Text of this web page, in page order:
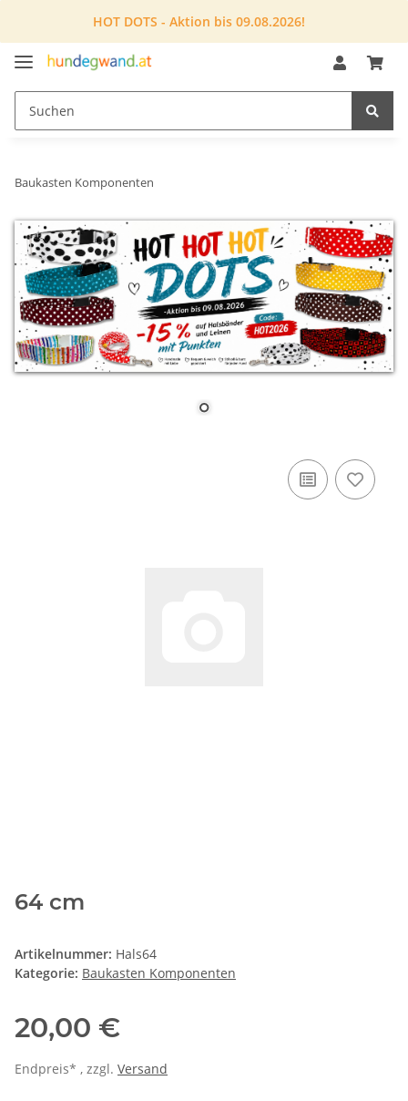
HOT DOTS - Aktion bis 09.08.2026!
Baukasten Komponenten
64 cm
Artikelnummer: Hals64
Kategorie: Baukasten Komponenten
20,00 €
Endpreis* , zzgl. Versand